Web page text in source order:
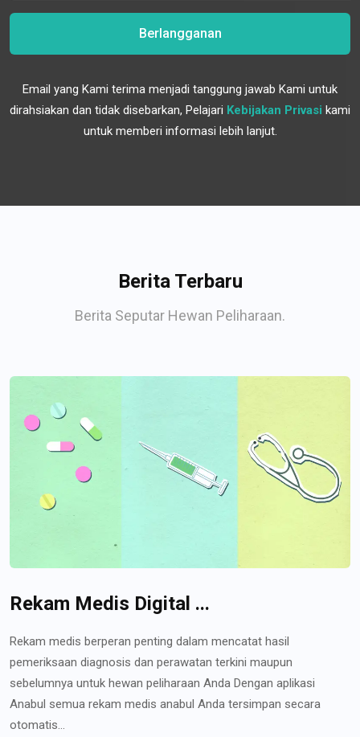
Berlangganan
Email yang Kami terima menjadi tanggung jawab Kami untuk
dirahsiakan dan tidak disebarkan, Pelajari Kebijakan Privasi kami
untuk memberi informasi lebih lanjut.
Berita Terbaru
Berita Seputar Hewan Peliharaan.
Rekam Medis Digital ...
Rekam medis berperan penting dalam mencatat hasil
pemeriksaan diagnosis dan perawatan terkini maupun
sebelumnya untuk hewan peliharaan Anda Dengan aplikasi
Anabul semua rekam medis anabul Anda tersimpan secara
otomatis...